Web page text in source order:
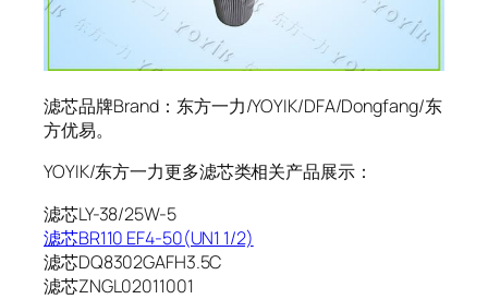
滤芯品牌Brand：东方一力/YOYIK/DFA/Dongfang/东
方优易。
YOYIK/东方一力更多滤芯类相关产品展示：
滤芯LY-38/25W-5
滤芯BR110 EF4-50(UN1 1/2)
滤芯DQ8302GAFH3.5C
滤芯ZNGL02011001